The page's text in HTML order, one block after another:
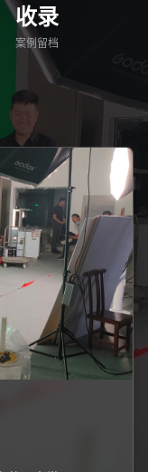
收录
案例留档